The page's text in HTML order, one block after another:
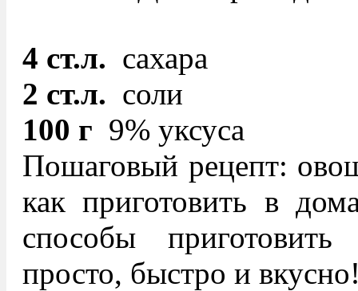
4 ст.л. сахара
2 ст.л. соли
100 г 9% уксуса
Пошаговый рецепт:
как приготовить в
способы
просто, быстро и